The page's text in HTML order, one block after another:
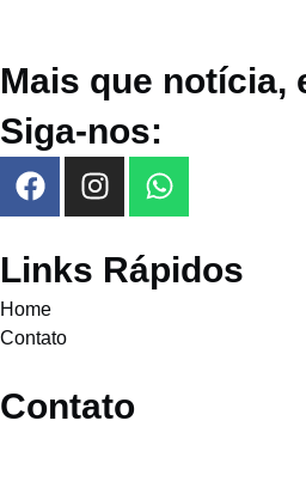
Mais que notícia,
Siga-nos:
Links Rápidos
Home
Contato
Contato